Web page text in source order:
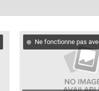
Ne fonctionne pas